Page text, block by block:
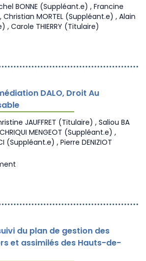
BONNE (Suppléant.e) , Francine
Christian MORTEL (Suppléant.e) , Alain
, Carole THIERRY (Titulaire)
DALO, Droit Au
JAUFFRET (Titulaire) , Saliou BA
MENGEOT (Suppléant.e) ,
(Suppléant.e) , Pierre DENIZIOT
du plan de gestion des
et assimilés des Hauts-de-